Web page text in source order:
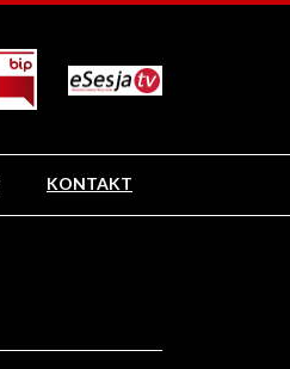
KONTAKT